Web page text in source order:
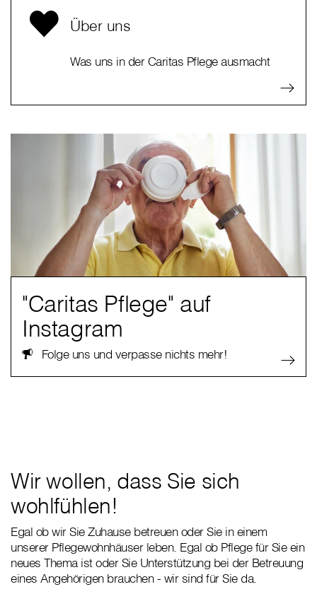
Über uns
Was uns in der Caritas Pflege ausmacht
"Caritas Pflege" auf
Instagram
Folge uns und verpasse nichts mehr!
Wir wollen, dass Sie sich
wohlfühlen!
Egal ob wir Sie Zuhause betreuen oder Sie in einem
unserer Pflegewohnhäuser leben. Egal ob Pflege für Sie ein
neues Thema ist oder Sie Unterstützung bei der Betreuung
eines Angehörigen brauchen - wir sind für Sie da.